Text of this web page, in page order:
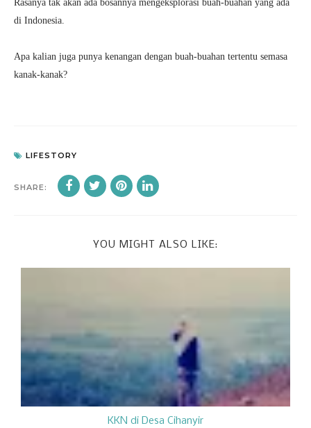
Rasanya tak akan ada bosannya mengeksplorasi buah-buahan yang ada
di Indonesia.
Apa kalian juga punya kenangan dengan buah-buahan tertentu semasa
kanak-kanak?
LIFESTORY
SHARE:
YOU MIGHT ALSO LIKE:
KKN di Desa Cihanyir